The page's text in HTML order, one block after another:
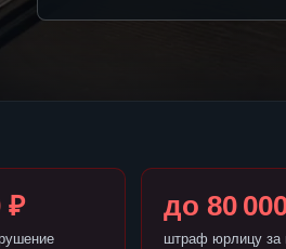
₽ до 80
штраф юрлицу за